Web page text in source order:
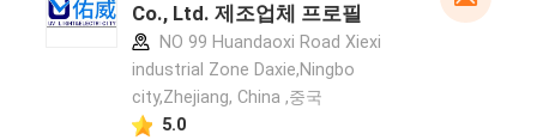
Co., Ltd. 제조업체 프로필
NO 99 Huandaoxi Road Xiexi
industrial Zone Daxie,Ningbo
city,Zhejiang, China ,중국
5.0